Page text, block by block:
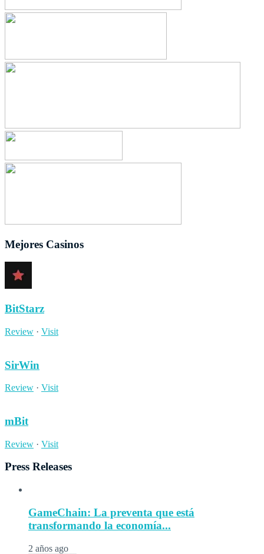
Mejores Casinos
BitStarz
Review · Visit
SirWin
Review · Visit
mBit
Review · Visit
Press Releases
GameChain: La preventa que está
transformando la economía...
2 años ago